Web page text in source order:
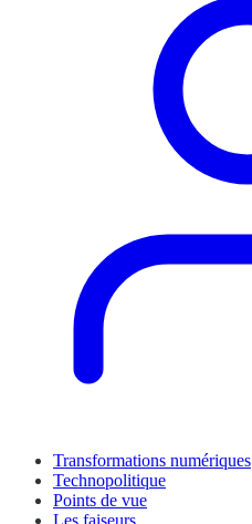
Transformations numériques
Technopolitique
Points de vue
Les faiseurs